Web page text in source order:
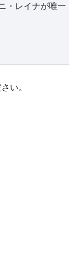
・レイナが唯一
い。